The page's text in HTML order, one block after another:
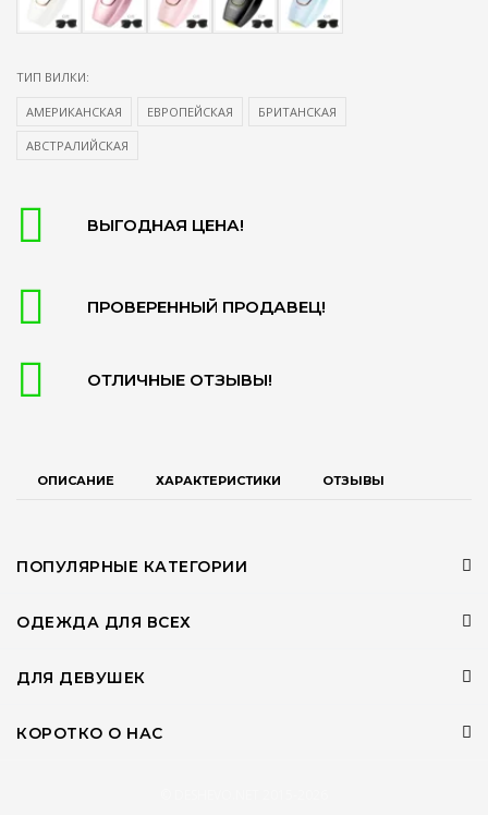
ТИП ВИЛКИ:
АМЕРИКАНСКАЯ ЕВРОПЕЙСКАЯ БРИТАНСКАЯ
АВСТРАЛИЙСКАЯ
ВЫГОДНАЯ ЦЕНА!
ПРОВЕРЕННЫЙ ПРОДАВЕЦ!
ОТЛИЧНЫЕ ОТЗЫВЫ!
ОПИСАНИЕ ХАРАКТЕРИСТИКИ ОТЗЫВЫ
ПОПУЛЯРНЫЕ КАТЕГОРИИ
ОДЕЖДА ДЛЯ ВСЕХ
ДЛЯ ДЕВУШЕК
КОРОТКО О НАС